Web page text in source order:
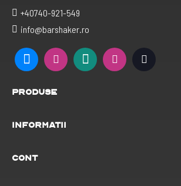
+40740-921-549
info@barshaker.ro
Produse
Informatii
Cont